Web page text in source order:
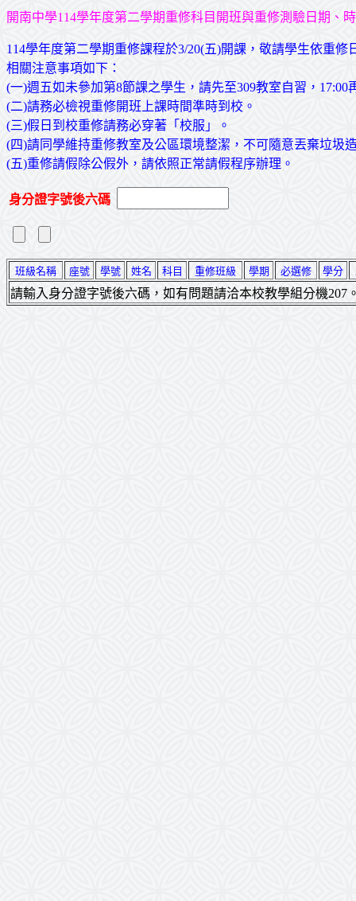
開南中學114學年度第二學期重修科目開班與重修測驗日期、
114學年度第二學期重修課程於3/20(五)開課，敬請學生依重修
相關注意事項如下：
(一)週五如未參加第8節課之學生，請先至309教室自習，
(二)請務必檢視重修開班上課時間準時到校。
(三)假日到校重修請務必穿著「校服」。
(四)請同學維持重修教室及公區環境整潔，不可隨意丟棄垃圾
(五)重修請假除公假外，請依照正常請假程序辦理。
身分證字號後六碼
班級名稱 座號 學號 姓名 科目 重修班級 學期 必選修 學分
請輸入身分證字號後六碼，如有問題請洽本校教學組分機207